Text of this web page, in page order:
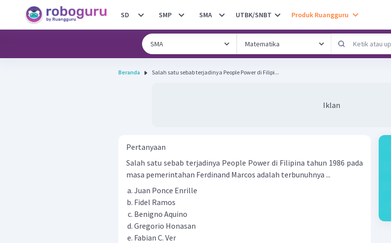
SD SMP SMA UTBK/SNBT Produk Ruangguru
Beranda Salah satu sebab terjadinya People Power di Filipi...
Iklan
Pertanyaan
Salah satu sebab terjadinya People Power di Filipina tahun 1986 pada
masa pemerintahan Ferdinand Marcos adalah terbunuhnya ...
Juan Ponce Enrille
Fidel Ramos
Benigno Aquino
Gregorio Honasan
Fabian C. Ver